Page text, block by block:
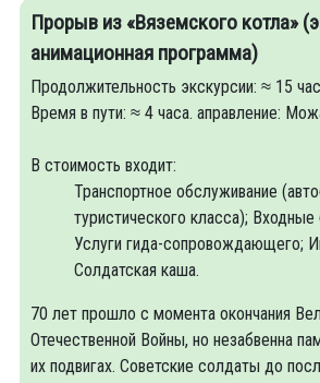
Прорыв из «Вяземского котла»
анимационная программа)
Продолжительность экскурсии: ≈ 15
Время в пути: ≈ 4 часа. аправление:
В стоимость входит:
Транспортное обслуживание
туристического класса);
Услуги гида-сопровождающего;
Солдатская каша.
70 лет прошло с момента окончания
Отечественной Войны, но незабвенна
их подвигах. Советские солдаты до